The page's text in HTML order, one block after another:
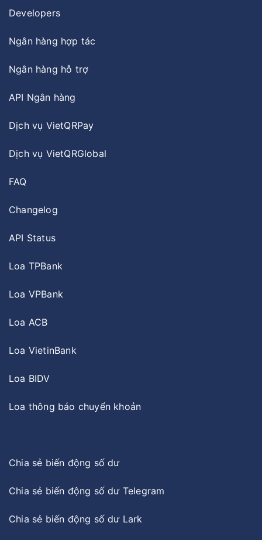
Developers
Ngân hàng hợp tác
Ngân hàng hỗ trợ
API Ngân hàng
Dịch vụ VietQRPay
Dịch vụ VietQRGlobal
FAQ
Changelog
API Status
Loa TPBank
Loa VPBank
Loa ACB
Loa VietinBank
Loa BIDV
Loa thông báo chuyển khoản
Chia sẻ biến động số dư
Chia sẻ biến động số dư Telegram
Chia sẻ biến động số dư Lark